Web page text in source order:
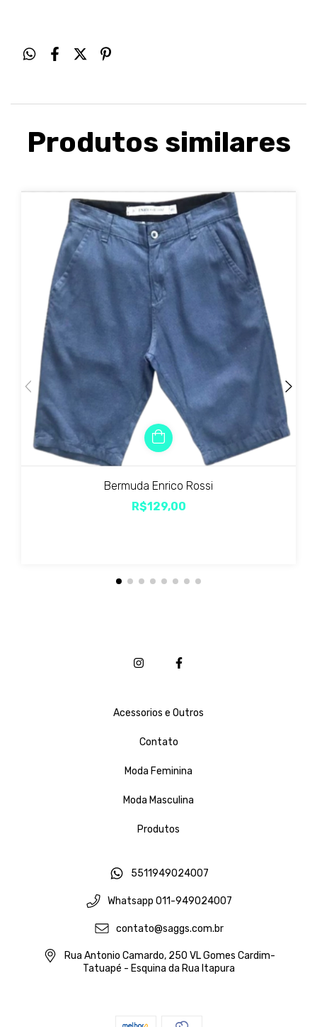
Produtos similares
Bermuda Enrico Rossi
R$129,00
Acessorios e Outros
Contato
Moda Feminina
Moda Masculina
Produtos
5511949024007
Whatsapp 011-949024007
contato@saggs.com.br
Rua Antonio Camardo, 250 VL Gomes Cardim-
Tatuapé - Esquina da Rua Itapura